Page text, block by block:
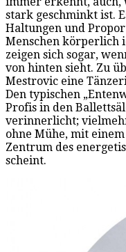
stark geschminkt ist.
Haltungen und
Menschen körperlich
zeigen sich sogar,
von hinten sieht. Zu
Mestrovic eine
Den typischen
Profis in den
verinnerlicht;
ohne Mühe, mit
Zentrum des
scheint.